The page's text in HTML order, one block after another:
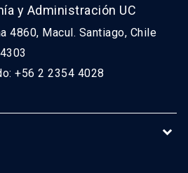
y Administración UC
4860, Macul. Santiago, Chile
+56 2 2354 4028